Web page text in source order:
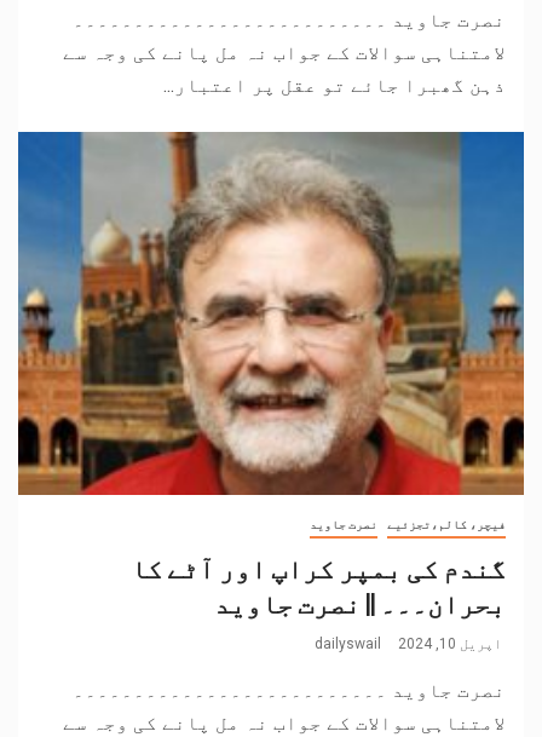
نصرت جاوید ۔۔۔۔۔۔۔۔۔۔۔۔۔۔۔۔۔۔۔۔۔۔۔۔۔۔
لامتناہی سوالات کے جواب نہ مل پانے کی وجہ سے
ذہن گھبرا جائے تو عقل پر اعتبار...
فیچر، کالم،تجزئیے نصرت جاوید
گندم کی بمپر کراپ اور آٹے کا
بحران۔۔۔ || نصرت جاوید
اپریل 10, 2024 dailyswail
نصرت جاوید ۔۔۔۔۔۔۔۔۔۔۔۔۔۔۔۔۔۔۔۔۔۔۔۔۔۔
لامتناہی سوالات کے جواب نہ مل پانے کی وجہ سے